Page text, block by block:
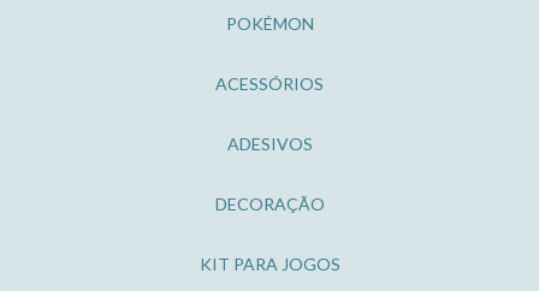
POKÉMON
ACESSÓRIOS
ADESIVOS
DECORAÇÃO
KIT PARA JOGOS